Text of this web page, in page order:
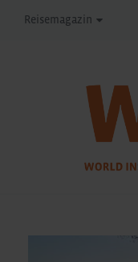
Reisemagazin